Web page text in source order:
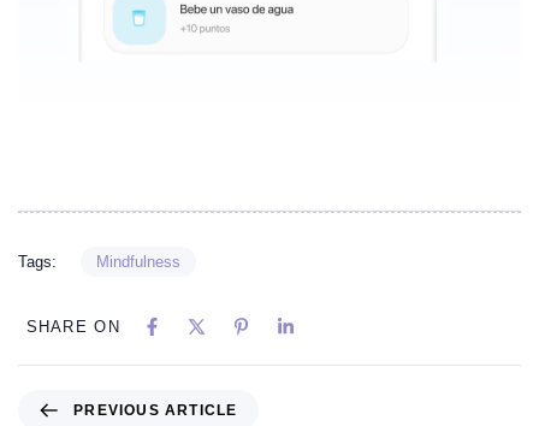
Tags: Mindfulness
SHARE ON
PREVIOUS ARTICLE